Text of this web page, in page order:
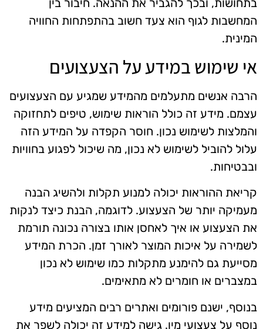
המחשבות לגוף הוא צעד חשוב בהתפתחות החוויה
המינית.
אי שימוש במידע על הצעצועים
הרבה אנשים מתעלמים מהמידע שמגיע עם הצעצועים
עצמם. מידע זה כולל הוראות שימוש, טיפים לתחזוקה
והמלצות לשימוש נכון. חוסר הקפדה על המידע הזה
עלול להוביל לשימוש לא נכון, מה שיכול לפגוע בחוויות
ובבטיחות.
קריאת ההוראות יכולה למנוע תקלות ולהשיג הבנה
מעמיקה יותר של הצעצוע. לדוגמה, הבנת כיצד לנקות
את הצעצוע או איך לאחסן אותו בצורה נכונה תורמת
לשמירה על איכות המוצר לאורך זמן. הכרת המידע
מסייעת גם להימנע מתקלות כמו שימוש לא נכון
במצברים או חומרים לא מתאימים.
בנוסף, ישנם פורומים ואתרים רבים המציעים מידע
נוסף על צעצועי מין. גישה למידע זה יכולה לשפר את